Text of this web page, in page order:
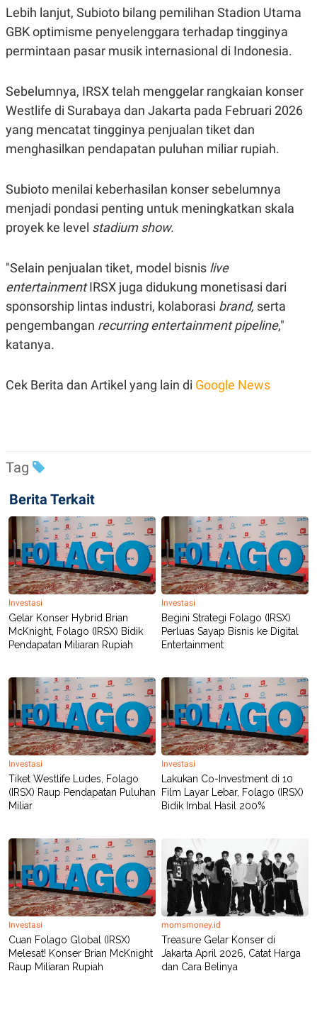
A
D
E
M
Y
E
A
S
E
A
G
G
N
E
T
I
E
R
J
M
T
E
N
E
A
E
R
A
V
R
T
S
G
A
D
SITEMAP PROFILE TERM
OF
USE
PEDOMAN
PEMBERITAAN
SIBER
PRIVACY
POLICY
Lebih lanjut, Subioto bilang pemilihan Stadion Utama
GBK optimisme penyelenggara terhadap tingginya
permintaan pasar musik internasional di Indonesia.
Sebelumnya, IRSX telah menggelar rangkaian konser
Westlife di Surabaya dan Jakarta pada Februari 2026
yang mencatat tingginya penjualan tiket dan
menghasilkan pendapatan puluhan miliar rupiah.
Subioto menilai keberhasilan konser sebelumnya
menjadi pondasi penting untuk meningkatkan skala
proyek ke level stadium show.
"Selain penjualan tiket, model bisnis live
entertainmentIRSX juga didukung monetisasi dari
sponsorship lintas industri, kolaborasi brand, serta
pengembangan recurring entertainment pipeline,"
katanya.
Cek Berita dan Artikel yang lain di Google News
Tag
Berita Terkait
Investasi
Gelar Konser Hybrid Brian
McKnight, Folago (IRSX) Bidik
Pendapatan Miliaran Rupiah
Investasi
Begini Strategi Folago (IRSX)
Perluas Sayap Bisnis ke Digital
Entertainment
Investasi
Tiket Westlife Ludes, Folago
(IRSX) Raup Pendapatan Puluhan
Miliar
Investasi
Lakukan Co-Investment di 10
Film Layar Lebar, Folago (IRSX)
Bidik Imbal Hasil 200%
Investasi
Cuan Folago Global (IRSX)
Melesat! Konser Brian McKnight
Raup Miliaran Rupiah
momsmoney.id
Treasure Gelar Konser di
Jakarta April 2026, Catat Harga
dan Cara Belinya